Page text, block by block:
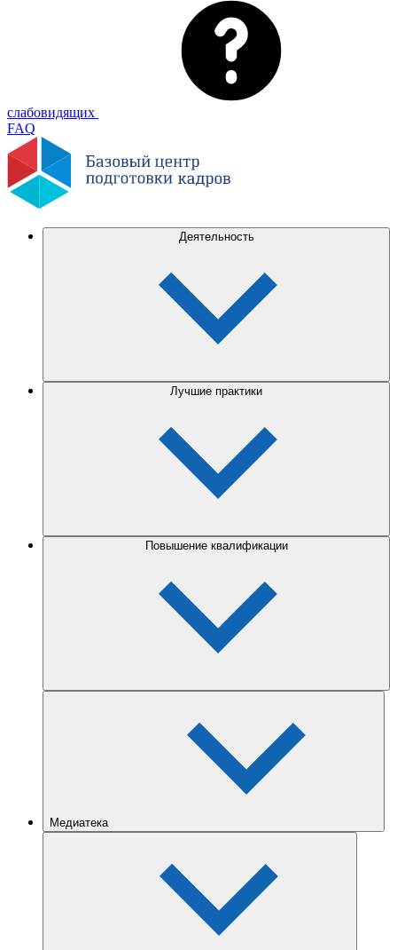
слабовидящих
FAQ
Деятельность
Лучшие практики
Повышение квалификации
Медиатека